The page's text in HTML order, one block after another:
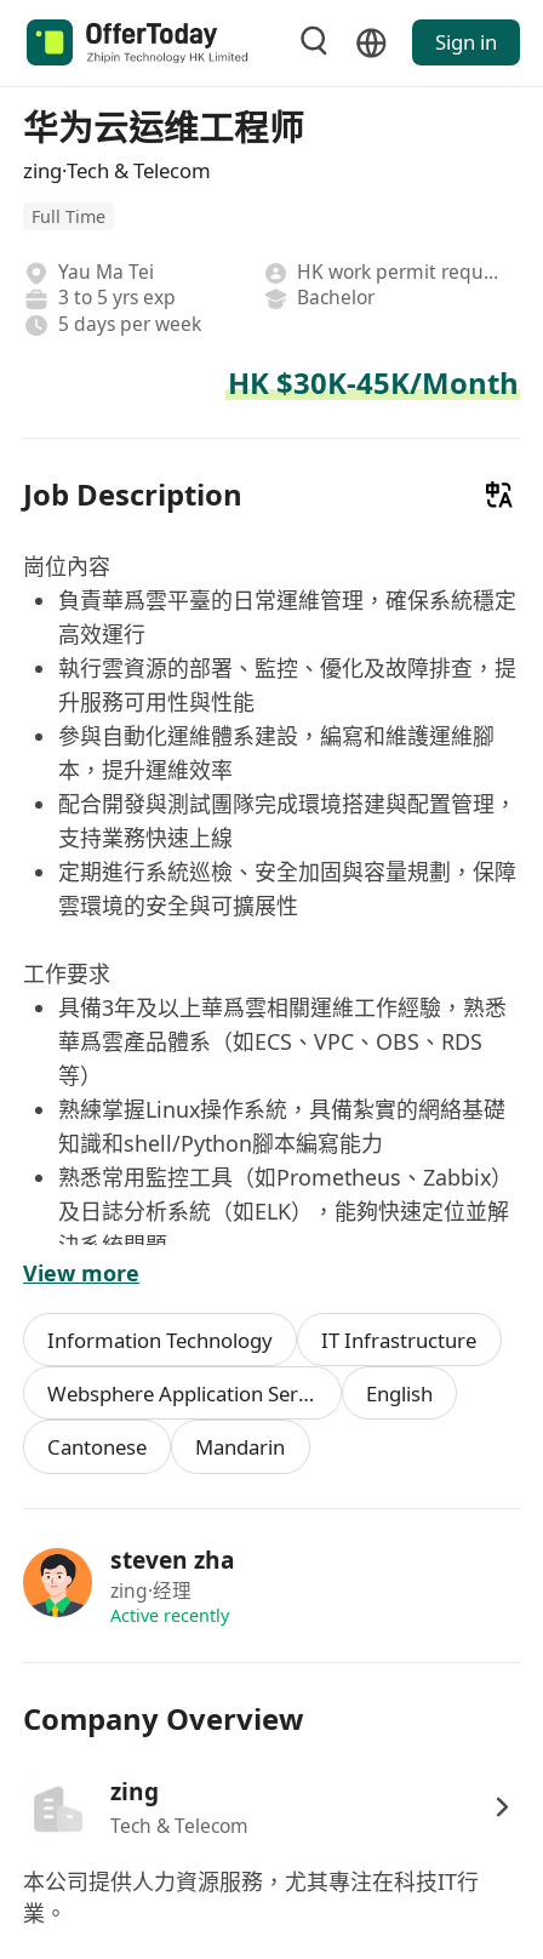
Sign in
华为云运维工程师
zing·Tech & Telecom
Full Time
Yau Ma Tei
HK work permit required
3 to 5 yrs exp
Bachelor
5 days per week
HK $30K-45K/Month
Job Description
崗位內容
負責華爲雲平臺的日常運維管理，確保系統穩定
高效運行
執行雲資源的部署、監控、優化及故障排查，提
升服務可用性與性能
參與自動化運維體系建設，編寫和維護運維腳
本，提升運維效率
配合開發與測試團隊完成環境搭建與配置管理，
支持業務快速上線
定期進行系統巡檢、安全加固與容量規劃，保障
雲環境的安全與可擴展性
工作要求
具備3年及以上華爲雲相關運維工作經驗，熟悉
華爲雲產品體系（如ECS、VPC、OBS、RDS
等）
熟練掌握Linux操作系統，具備紮實的網絡基礎
知識和shell/Python腳本編寫能力
熟悉常用監控工具（如Prometheus、Zabbix）
及日誌分析系統（如ELK），能夠快速定位並解
決系統問題
具備良好的安全意識，了解雲安全最佳實踐，能
實施訪問控制、數據加密等安全策略
具備較強的溝通能力和團隊協作精神，能夠在高
壓環境下獨立完成故障應急處理
View more
Information Technology
IT Infrastructure
Websphere Application Server
English
Cantonese
Mandarin
steven zha
zing·经理
Active recently
Company Overview
zing
Tech & Telecom
本公司提供人力資源服務，尤其專注在科技IT行
業。